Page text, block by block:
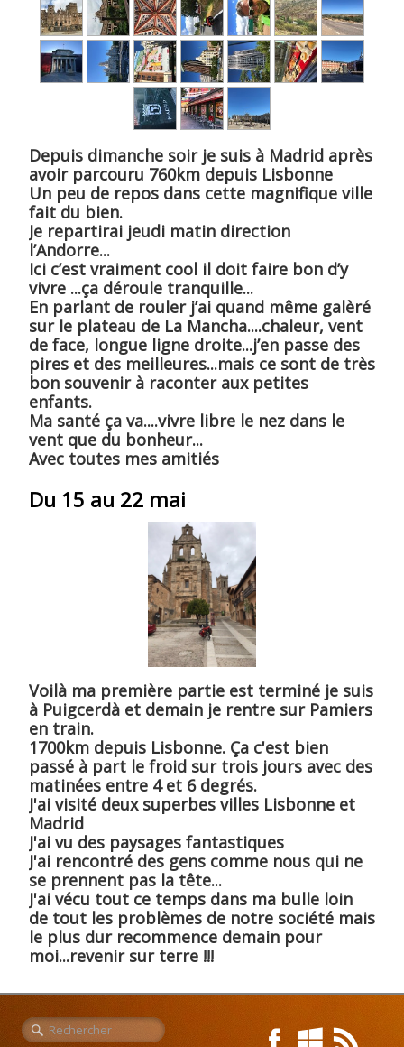
Depuis dimanche soir je suis à Madrid après
avoir parcouru 760km depuis Lisbonne
Un peu de repos dans cette magnifique ville
fait du bien.
Je repartirai jeudi matin direction
l’Andorre...
Ici c’est vraiment cool il doit faire bon d’y
vivre ...ça déroule tranquille...
En parlant de rouler j’ai quand même galèré
sur le plateau de La Mancha....chaleur, vent
de face, longue ligne droite...j’en passe des
pires et des meilleures...mais ce sont de très
bon souvenir à raconter aux petites
enfants.
Ma santé ça va....vivre libre le nez dans le
vent que du bonheur...
Avec toutes mes amitiés
Du 15 au 22 mai
Voilà ma première partie est terminé je suis
à Puigcerdà et demain je rentre sur Pamiers
en train.
1700km depuis Lisbonne. Ça c'est bien
passé à part le froid sur trois jours avec des
matinées entre 4 et 6 degrés.
J'ai visité deux superbes villes Lisbonne et
Madrid
J'ai vu des paysages fantastiques
J'ai rencontré des gens comme nous qui ne
se prennent pas la tête...
J'ai vécu tout ce temps dans ma bulle loin
de tout les problèmes de notre société mais
le plus dur recommence demain pour
moi...revenir sur terre !!!